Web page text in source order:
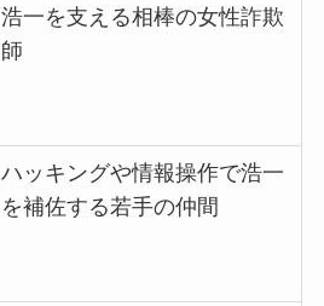
浩一を支える相棒の女性詐欺
師
ハッキングや情報操作で浩一
を補佐する若手の仲間